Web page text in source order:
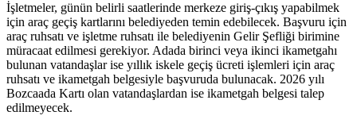
İşletmeler, günün belirli saatlerinde merkeze giriş-çıkış yapabilmek
için araç geçiş kartlarını belediyeden temin edebilecek. Başvuru için
araç ruhsatı ve işletme ruhsatı ile belediyenin Gelir Şefliği birimine
müracaat edilmesi gerekiyor. Adada birinci veya ikinci ikametgahı
bulunan vatandaşlar ise yıllık iskele geçiş ücreti işlemleri için araç
ruhsatı ve ikametgah belgesiyle başvuruda bulunacak. 2026 yılı
Bozcaada Kartı olan vatandaşlardan ise ikametgah belgesi talep
edilmeyecek.